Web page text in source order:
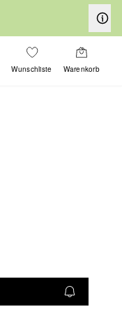
Wunschliste Warenkorb